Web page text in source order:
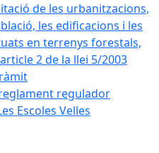
de les urbanitzacions,
les edificacions i les
en terrenys forestals,
2 de la llei 5/2003
regulador
Escoles Velles